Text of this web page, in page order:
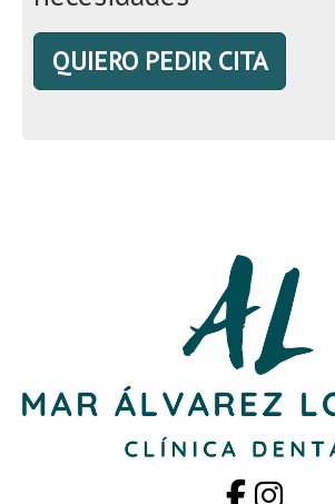
QUIERO PEDIR CITA